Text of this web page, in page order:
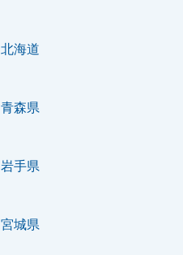
北海道
青森県
岩手県
宮城県